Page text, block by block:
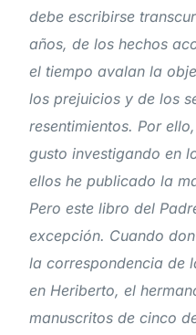
debe escribirse
años, de los hechos
el tiempo avalan la
los prejuicios y de los
resentimientos. Por
gusto investigando en
ellos he publicado la
Pero este libro del
excepción. Cuando
la correspondencia de
en Heriberto, el
manuscritos de cinco